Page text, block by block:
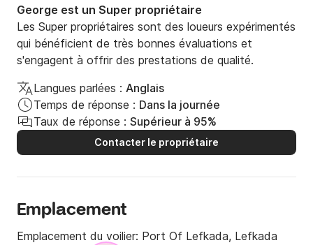
George est un Super propriétaire
Les Super propriétaires sont des loueurs expérimentés
qui bénéficient de très bonnes évaluations et
s'engagent à offrir des prestations de qualité.
Langues parlées : Anglais
Temps de réponse : Dans la journée
Taux de réponse : Supérieur à 95%
Contacter le propriétaire
Emplacement
Emplacement du voilier: Port Of Lefkada, Lefkada